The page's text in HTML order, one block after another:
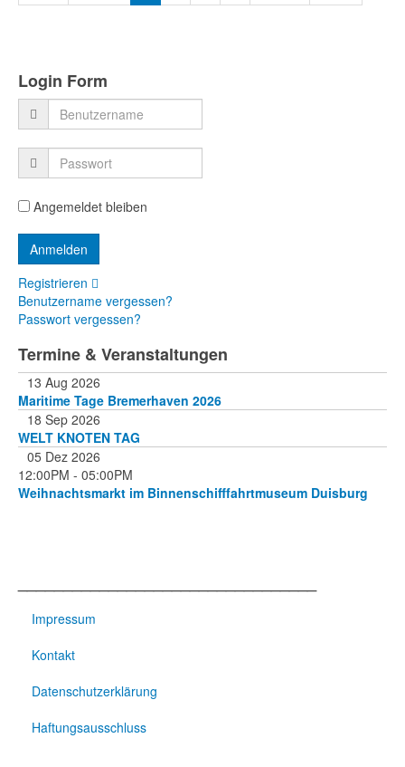
Login Form
Angemeldet bleiben
Registrieren
Benutzername vergessen?
Passwort vergessen?
Termine & Veranstaltungen
13 Aug 2026
Maritime Tage Bremerhaven 2026
18 Sep 2026
WELT KNOTEN TAG
05 Dez 2026
12:00PM - 05:00PM
Weihnachtsmarkt im Binnenschifffahrtmuseum Duisburg
Impressum
Kontakt
Datenschutzerklärung
Haftungsausschluss